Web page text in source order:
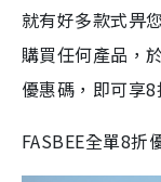
就有好多款式畀
購買任何產品，
優惠碼，即可享8
FASBEE全單8折